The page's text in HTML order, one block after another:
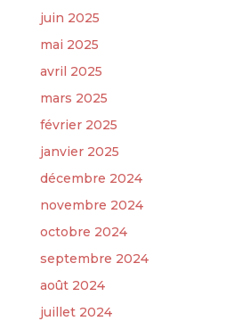
juin 2025
mai 2025
avril 2025
mars 2025
février 2025
janvier 2025
décembre 2024
novembre 2024
octobre 2024
septembre 2024
août 2024
juillet 2024